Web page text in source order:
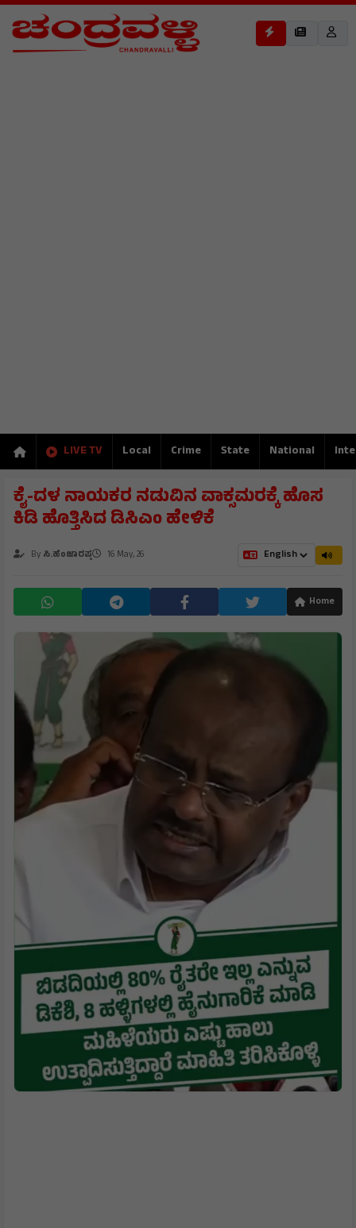
LIVE TV Local Crime State National
ಕೈ-ದಳ ನಾಯಕರ ನಡುವಿನ ವಾಕ್ಸಮರಕ್ಕೆ ಹೊಸ
ಕಿಡಿ ಹೊತ್ತಿಸಿದ ಡಿಸಿಎಂ ಹೇಳಿಕೆ
By ಸಿ.ಹೆಂಜಾರಪ್ಪ 16 May, 26
Home